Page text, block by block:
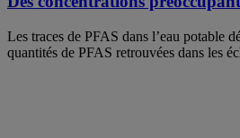
Les traces de PFAS dans l’eau potable
quantités de PFAS retrouvées dans les